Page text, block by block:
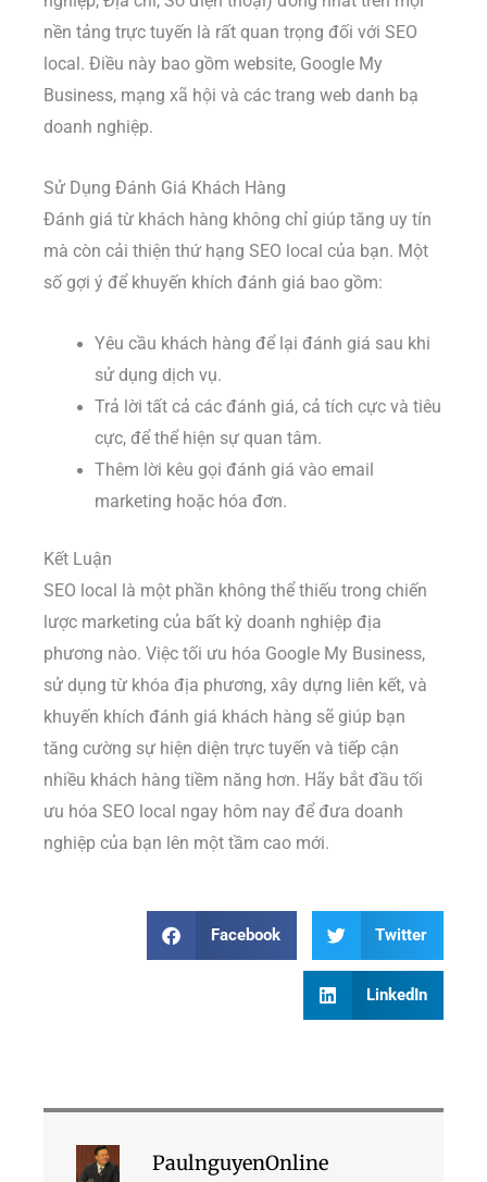
nền tảng trực tuyến là rất quan trọng đối với SEO
local. Điều này bao gồm website, Google My
Business, mạng xã hội và các trang web danh bạ
doanh nghiệp.
Sử Dụng Đánh Giá Khách Hàng
Đánh giá từ khách hàng không chỉ giúp tăng uy tín
mà còn cải thiện thứ hạng SEO local của bạn. Một
số gợi ý để khuyến khích đánh giá bao gồm:
Yêu cầu khách hàng để lại đánh giá sau khi
sử dụng dịch vụ.
Trả lời tất cả các đánh giá, cả tích cực và tiêu
cực, để thể hiện sự quan tâm.
Thêm lời kêu gọi đánh giá vào email
marketing hoặc hóa đơn.
Kết Luận
SEO local là một phần không thể thiếu trong chiến
lược marketing của bất kỳ doanh nghiệp địa
phương nào. Việc tối ưu hóa Google My Business,
sử dụng từ khóa địa phương, xây dựng liên kết, và
khuyến khích đánh giá khách hàng sẽ giúp bạn
tăng cường sự hiện diện trực tuyến và tiếp cận
nhiều khách hàng tiềm năng hơn. Hãy bắt đầu tối
ưu hóa SEO local ngay hôm nay để đưa doanh
nghiệp của bạn lên một tầm cao mới.
Facebook Twitter
LinkedIn
PaulnguyenOnline